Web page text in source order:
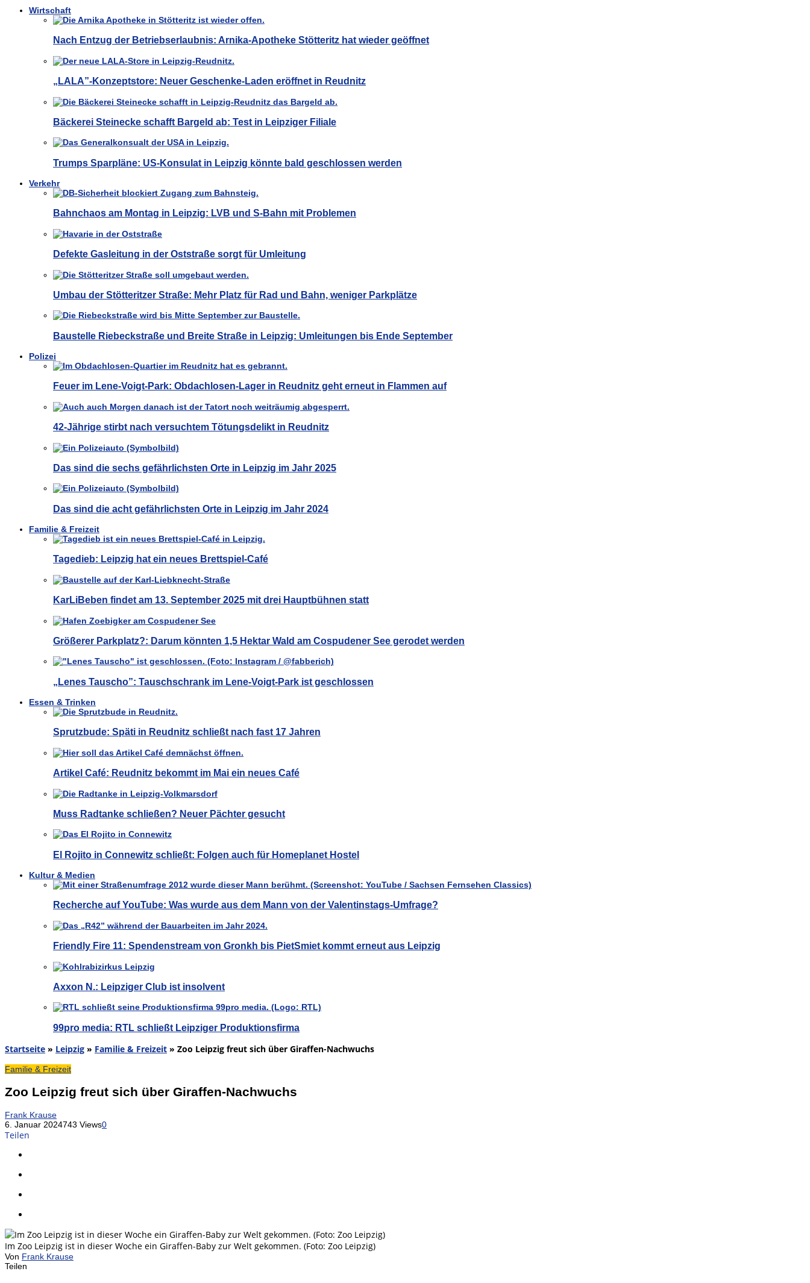
Wirtschaft
Nach Entzug der Betriebserlaubnis: Arnika-Apotheke Stötteritz hat wieder geöffnet
„LALA”-Konzeptstore: Neuer Geschenke-Laden eröffnet in Reudnitz
Bäckerei Steinecke schafft Bargeld ab: Test in Leipziger Filiale
Trumps Sparpläne: US-Konsulat in Leipzig könnte bald geschlossen werden
Verkehr
Bahnchaos am Montag in Leipzig: LVB und S-Bahn mit Problemen
Defekte Gasleitung in der Oststraße sorgt für Umleitung
Umbau der Stötteritzer Straße: Mehr Platz für Rad und Bahn, weniger Parkplätze
Baustelle Riebeckstraße und Breite Straße in Leipzig: Umleitungen bis Ende September
Polizei
Feuer im Lene-Voigt-Park: Obdachlosen-Lager in Reudnitz geht erneut in Flammen auf
42-Jährige stirbt nach versuchtem Tötungsdelikt in Reudnitz
Das sind die sechs gefährlichsten Orte in Leipzig im Jahr 2025
Das sind die acht gefährlichsten Orte in Leipzig im Jahr 2024
Familie & Freizeit
Tagedieb: Leipzig hat ein neues Brettspiel-Café
KarLiBeben findet am 13. September 2025 mit drei Hauptbühnen statt
Größerer Parkplatz?: Darum könnten 1,5 Hektar Wald am Cospudener See gerodet werden
„Lenes Tauscho”: Tauschschrank im Lene-Voigt-Park ist geschlossen
Essen & Trinken
Sprutzbude: Späti in Reudnitz schließt nach fast 17 Jahren
Artikel Café: Reudnitz bekommt im Mai ein neues Café
Muss Radtanke schließen? Neuer Pächter gesucht
El Rojito in Connewitz schließt: Folgen auch für Homeplanet Hostel
Kultur & Medien
Recherche auf YouTube: Was wurde aus dem Mann von der Valentinstags-Umfrage?
Friendly Fire 11: Spendenstream von Gronkh bis PietSmiet kommt erneut aus Leipzig
Axxon N.: Leipziger Club ist insolvent
99pro media: RTL schließt Leipziger Produktionsfirma
Startseite » Leipzig » Familie & Freizeit » Zoo Leipzig freut sich über Giraffen-Nachwuchs
Familie & Freizeit
Zoo Leipzig freut sich über Giraffen-Nachwuchs
Frank Krause
6. Januar 2024743 Views0
Teilen
Im Zoo Leipzig ist in dieser Woche ein Giraffen-Baby zur Welt gekommen. (Foto: Zoo Leipzig)
Von Frank Krause
Teilen